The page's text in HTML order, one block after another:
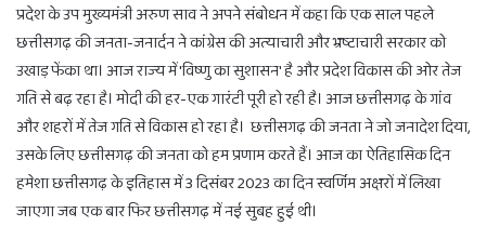
प्रदेश के उप मुख्यमंत्री अरुण साव ने अपने संबोधन में कहा कि एक साल पहले
छत्तीसगढ़ की जनता-जनार्दन ने कांग्रेस की अत्याचारी और भ्रष्टाचारी सरकार को
उखाड़ फेंका था। आज राज्य में 'विष्णु का सुशासन' है और प्रदेश विकास की ओर तेज
गति से बढ़ रहा है। मोदी की हर-एक गारंटी पूरी हो रही है। आज छत्तीसगढ़ के गांव
और शहरों में तेज गति से विकास हो रहा है। छत्तीसगढ़ की जनता ने जो जनादेश दिया,
उसके लिए छत्तीसगढ़ की जनता को हम प्रणाम करते हैं। आज का ऐतिहासिक दिन
हमेशा छत्तीसगढ़ के इतिहास में 3 दिसंबर 2023 का दिन स्वर्णिम अक्षरों में लिखा
जाएगा जब एक बार फिर छत्तीसगढ़ में नई सुबह हुई थी।